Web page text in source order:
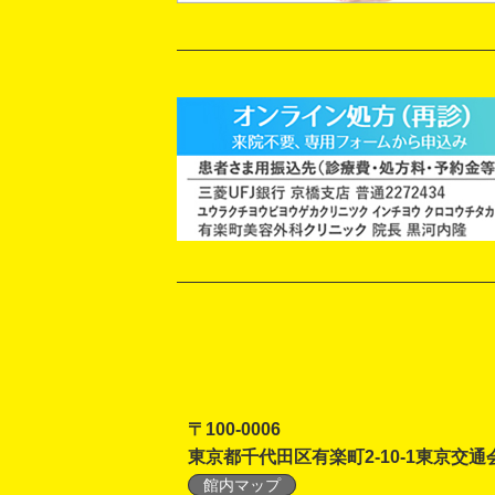
〒100-0006
東京都千代田区有楽町2-10-1東京交通
館内マップ